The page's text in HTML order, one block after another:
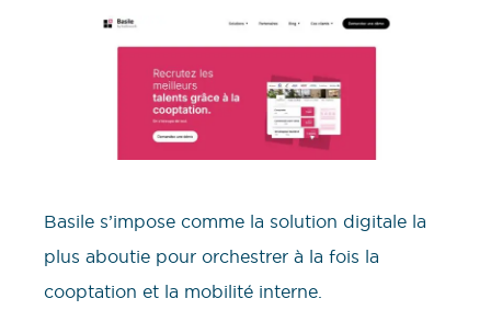
Basile s’impose comme la solution digitale la
plus aboutie pour orchestrer à la fois la
cooptation et la mobilité interne.